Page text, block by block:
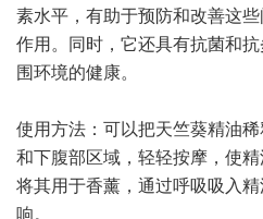
素水平，有助于预防和改善这
作用。同时，它还具有抗菌和
围环境的健康。
使用方法：可以把天竺葵精油
和下腹部区域，轻轻按摩，使
将其用于香薰，通过呼吸吸入
响。